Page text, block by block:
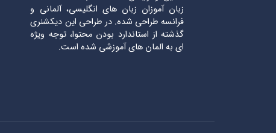
زبان آموزان زبان های انگلیسی، آلمانی و
فرانسه طراحی شده. در طراحی این دیکشنری
گذشته از استاندارد بودن محتوا، توجه ویژه
ای به المان های آموزشی شده است.